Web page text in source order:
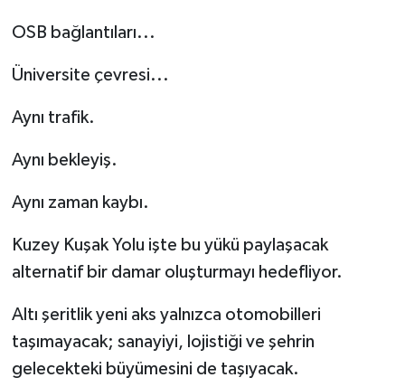
OSB bağlantıları...
Üniversite çevresi...
Aynı trafik.
Aynı bekleyiş.
Aynı zaman kaybı.
Kuzey Kuşak Yolu işte bu yükü paylaşacak
alternatif bir damar oluşturmayı hedefliyor.
Altı şeritlik yeni aks yalnızca otomobilleri
taşımayacak; sanayiyi, lojistiği ve şehrin
gelecekteki büyümesini de taşıyacak.